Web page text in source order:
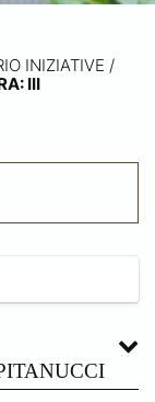
INIZIATIVE /
III